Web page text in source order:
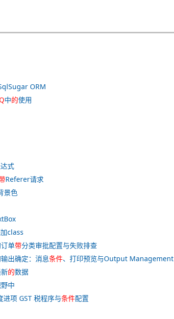
ORM
中的使用
式
Referer请求
景色
class
单带分类审批配置与失败排查
出确定：消息条件、打印预览与Output Management
的数据
中
项 GST 税程序与条件配置